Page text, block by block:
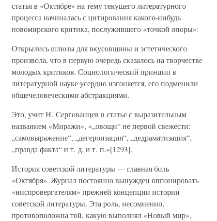
статья в «Октябре» на тему текущего литературного
процесса начиналась с цитирования какого-нибудь
новомирского критика, послужившего «точкой опоры»:
Открылись шлюзы для вкусовщины и эстетического
произвола, что в первую очередь сказалось на творчестве
молодых критиков. Социологический принцип в
литературной науке усердно изгоняется, его подменили
общечеловеческими абстракциями.
Это, учит Н. Сергованцев в статье с выразительным
названием «Миражи», «„овощи“ не первой свежести:
„самовыражение“, „дегероизация“, „дедраматизация“,
„правда факта“ и т. д. и т. п.»[1293].
История советской литературы — главная боль
«Октября». Журнал постоянно вынужден оппонировать
«ниспровергателям» прежней концепции истории
советской литературы. Эта роль, несомненно,
противоположна той, какую выполнял «Новый мир»,